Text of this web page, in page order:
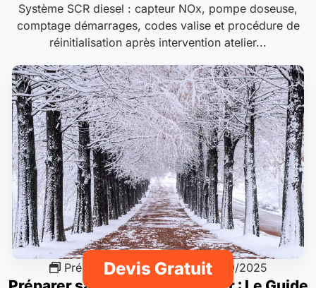
Système SCR diesel : capteur NOx, pompe doseuse,
comptage démarrages, codes valise et procédure de
réinitialisation après intervention atelier...
Préparation saisonnière 15/09/2025
Devis Gratuit